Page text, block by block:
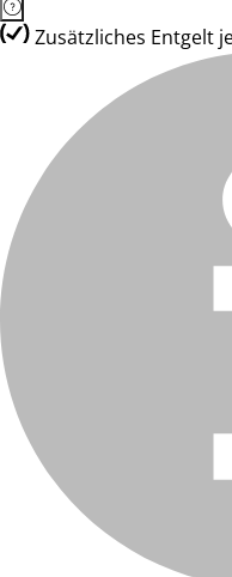
Zusätzliches Entgelt